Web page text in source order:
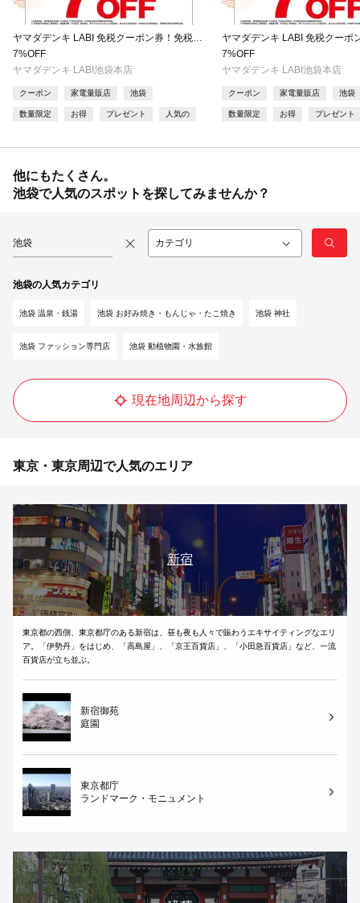
ヤマダデンキ LABI 免税クーポン券！免税
10％＋7%割引
7%OFF
ヤマダデンキ LABI池袋本店
クーポン 家電量販店 池袋
数量限定 お得 プレゼント 人気の
ヤマダデンキ LABI 免税クーポ
10％＋7%割引
7%OFF
ヤマダデンキ LABI池袋本店
クーポン 家電量販店 池袋
数量限定 お得 プレゼント
他にもたくさん。
池袋で人気のスポットを探してみませんか？
池袋
池袋の人気カテゴリ
池袋 温泉・銭湯 池袋 お好み焼き・もんじゃ・たこ焼き 池袋 神社
池袋 ファッション専門店 池袋 動植物園・水族館
現在地周辺から探す
東京・東京周辺で人気のエリア
新宿
東京都の西側、東京都庁のある新宿は、昼も夜も人々で賑わうエキサイティングなエリ
ア。「伊勢丹」をはじめ、「高島屋」、「京王百貨店」、「小田急百貨店」など、一流
百貨店が立ち並ぶ。
新宿御苑
庭園
東京都庁
ランドマーク・モニュメント